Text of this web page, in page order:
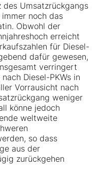
Umsatzrückgangs
immer noch das
Obwohl der
erreicht
für Diesel-
dafür gewesen,
verringert
Diesel-PKWs in
Vorrausicht nach
weniger
könne jedoch
weltweite
so dass
aus der
zurückgehen